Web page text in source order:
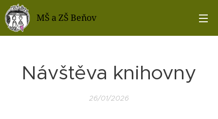
MŠ a ZŠ Beňov
Návštěva knihovny
26/01/2026